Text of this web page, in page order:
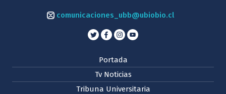
comunicaciones_ubb@ubiobio.cl
Portada
Tv Noticias
Tribuna Universitaria